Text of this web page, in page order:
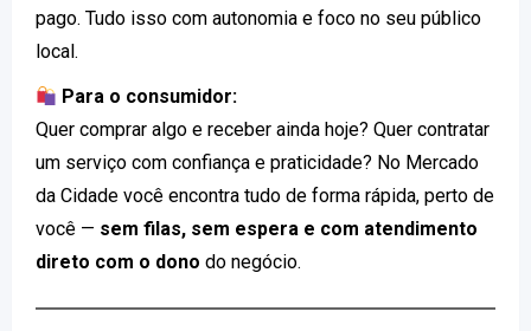
pago. Tudo isso com autonomia e foco no seu público
local.
Para o consumidor:
Quer comprar algo e receber ainda hoje? Quer contratar
um serviço com confiança e praticidade? No Mercado
da Cidade você encontra tudo de forma rápida, perto de
você — sem filas, sem espera e com atendimento
direto com o dono do negócio.